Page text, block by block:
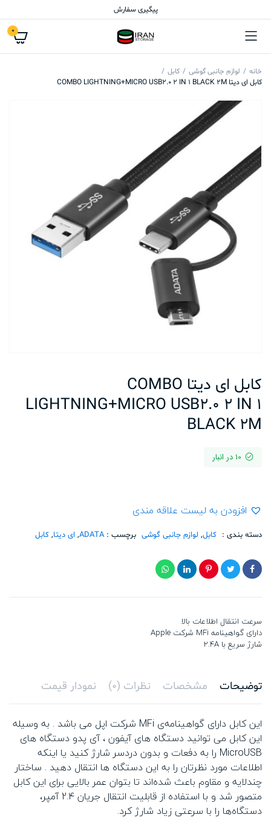
پیگیری سفارش
0
خانه لوازم جانبی گوشی
کابل
کابل ای دیتا COMBO LIGHTNING+MICRO USB2.0 2 IN 1 BLACK 2M
کابل ای دیتا COMBO
LIGHTNING+MICRO USB2.0 2 IN 1
BLACK 2M
10 در انبار
افزودن به لیست علاقه مندی
دسته بندی : کابل, لوازم جانبی گوشی برچسب :ADATA
, ای دیتا, کابل
سرعت انتقال اطلاعات بالا
دارای گواهینامه MFi شرکت Apple
شارژ سریع با 2.4A
توضیحات مشخصات نظرات (0) نمودار قیمت
این کابل دارای گواهینامه‌ی MFi شرکت اپل می باشد . به وسیله
این کابل می توانید دستگاه های آیفون ، آی پدو دستگاه های
MicroUSB را به دفعات و بدون دردسر شارژ کنید یا اینکه
اطلاعات مورد نظرتان را به این دستگاه ها انتقال دهید . ساختار
چندلایه و مقاوم باعث شده‌اند تا بتوان عمر بالایی برای این کابل
متصور شد و با استفاده از قابلیت انتقال جریان 2.4 آمپر،
دستگاه‌ها را با سرعتی زیاد شارژ کرد.